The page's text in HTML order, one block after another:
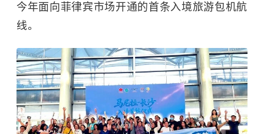
今年面向菲律宾市场开通的首条入境旅游包机航
线。